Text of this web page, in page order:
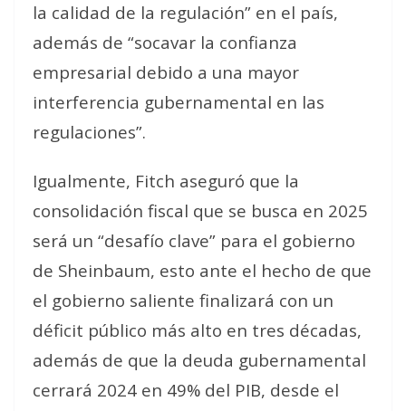
la calidad de la regulación” en el país,
además de “socavar la confianza
empresarial debido a una mayor
interferencia gubernamental en las
regulaciones”.
Igualmente, Fitch aseguró que la
consolidación fiscal que se busca en 2025
será un “desafío clave” para el gobierno
de Sheinbaum, esto ante el hecho de que
el gobierno saliente finalizará con un
déficit público más alto en tres décadas,
además de que la deuda gubernamental
cerrará 2024 en 49% del PIB, desde el